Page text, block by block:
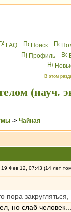
FAQ Поиск
Профиль
В этом
(науч.
-> Чайная
Фев 12, 07:43 (14 лет
пора закругляться,
но слаб